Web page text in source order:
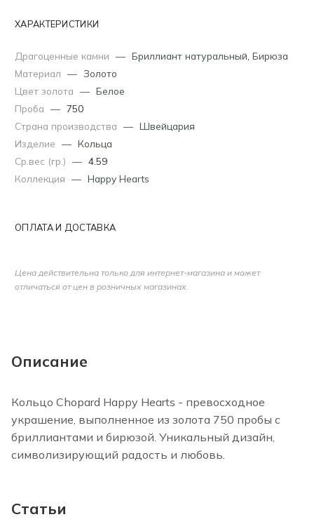
ХАРАКТЕРИСТИКИ
Драгоценные камни — Бриллиант натуральный Бирюза
Материал — Золото
Цвет золота — Белое
Проба — 750
Страна производства — Швейцария
Изделие — Кольца
Ср.вес (гр.) — 4.59
Коллекция — Happy Hearts
ОПЛАТА И ДОСТАВКА
Цена действительна только для интернет-магазина и может
отличаться от цен в розничных магазинах.
Описание
Кольцо Chopard Happy Hearts - превосходное
украшение, выполненное из золота 750 пробы с
бриллиантами и бирюзой. Уникальный дизайн,
символизирующий радость и любовь.
Статьи